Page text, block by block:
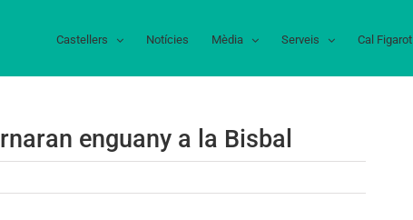
Castellers Notícies Mèdia Serveis Cal Figarot
enguany a la Bisbal